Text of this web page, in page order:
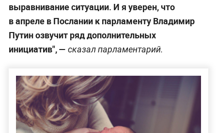
выравнивание ситуации. И я уверен, что
в апреле в Послании к парламенту Владимир
Путин озвучит ряд дополнительных
инициатив", — сказал парламентарий.